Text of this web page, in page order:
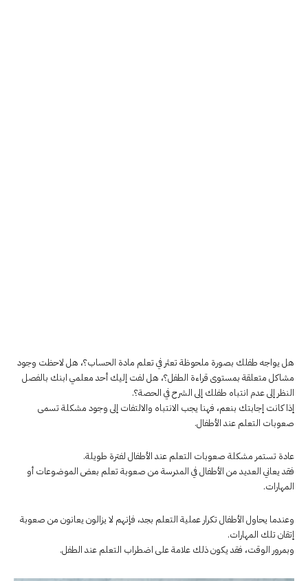
هل يواجه طفلك بصورة ملحوظة تعثر في تعلم مادة الحساب؟، هل لاحظت وجود
مشاكل متعلقة بمستوى قراءة الطفل؟، هل لفت إليك أحد معلمي ابنك بالفصل
النظر إلى عدم انتباه طفلك إلى الشرح في الحصة؟.
إذا كانت إجابتك بنعم، فهنا يجب الانتباه والالتفات إلى وجود مشكلة تسمى
صعوبات التعلم عند الأطفال.
عادة تستمر مشكلة صعوبات التعلم عند الأطفال لفترة طويلة.
فقد يعاني العديد من الأطفال في المدرسة من صعوبة تعلم بعض الموضوعات أو
المهارات.
وعندما يحاول الأطفال تكرار عملية التعلم بجد، فإنهم لا يزالون يعانون من صعوبة
إتقان تلك المهارات.
وبمرور الوقت، فقد يكون ذلك علامة على اضطراب التعلم عند الطفل.